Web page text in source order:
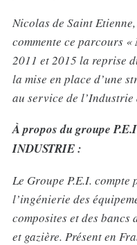
Nicolas de Saint
commente ce parcours «
2011 et 2015 la reprise
la mise en place d’une
au service de
À propos du groupe
INDUSTRIE :
Le Groupe P.E.I.
l’ingénierie des
composites et des
et gazière. Présent en